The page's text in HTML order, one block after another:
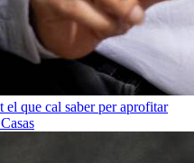
que cal saber per aprofitar